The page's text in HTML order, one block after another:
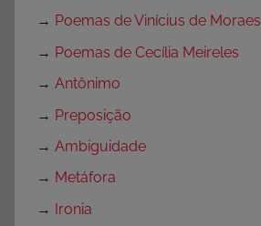
→ Poemas de Vinícius de Moraes
→ Poemas de Cecília Meireles
→ Antônimo
→ Preposição
→ Ambiguidade
→ Metáfora
→ Ironia